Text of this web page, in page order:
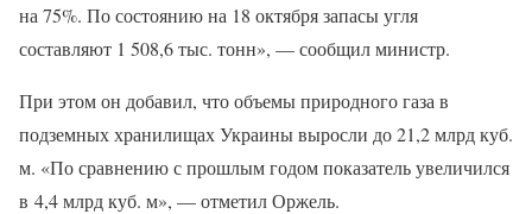
на 75%. По состоянию на 18 октября запасы угля
составляют 1 508,6 тыс. тонн», — сообщил министр.
При этом он добавил, что объемы природного газа в
подземных хранилищах Украины выросли до 21,2 млрд куб.
м. «По сравнению с прошлым годом показатель увеличился
в 4,4 млрд куб. м», — отметил Оржель.